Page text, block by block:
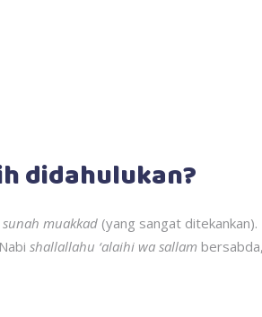
didahulukan?
sunah muakkad (yang sangat ditekankan).
shallallahu ‘alaihi wa sallam